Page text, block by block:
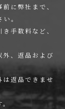
に弊社まで、
。
手数料など、
、返品および
返品できませ